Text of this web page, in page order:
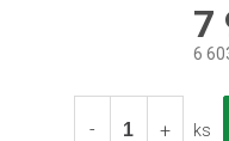
7
6
ks